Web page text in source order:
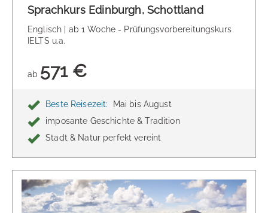
Sprachkurs Edinburgh, Schottland
Englisch | ab 1 Woche - Prüfungsvorbereitungskurs
IELTS u.a.
ab 571 €
Beste Reisezeit:
Mai bis August
imposante Geschichte & Tradition
Stadt & Natur perfekt vereint